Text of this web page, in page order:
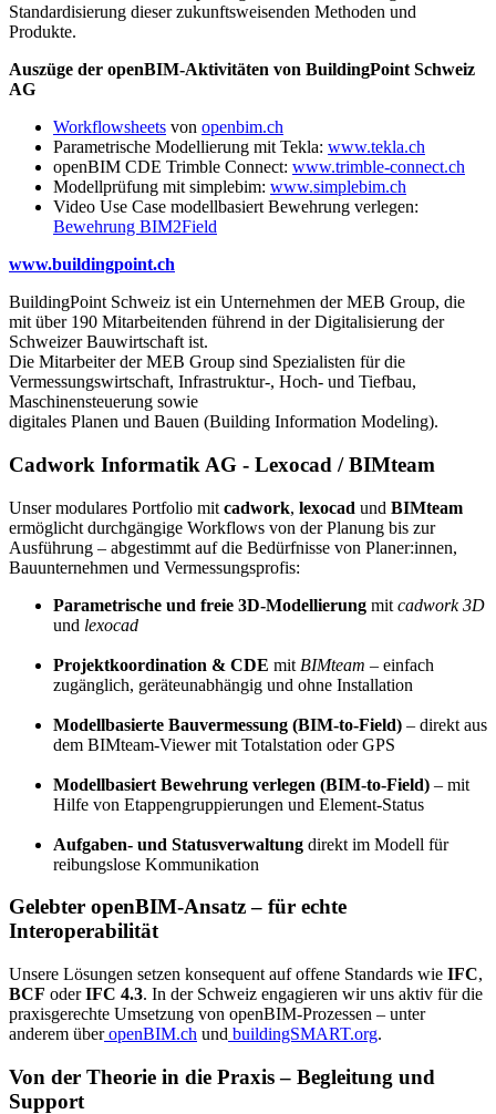
Standardisierung dieser zukunftsweisenden Methoden und
Produkte.
Auszüge der openBIM-Aktivitäten von BuildingPoint Schweiz
AG
Workflowsheets von openbim.ch
Parametrische Modellierung mit Tekla: www.tekla.ch
openBIM CDE Trimble Connect: www.trimble-connect.ch
Modellprüfung mit simplebim: www.simplebim.ch
Video Use Case modellbasiert Bewehrung verlegen:
Bewehrung BIM2Field
www.buildingpoint.ch
BuildingPoint Schweiz ist ein Unternehmen der MEB Group, die
mit über 190 Mitarbeitenden führend in der Digitalisierung der
Schweizer Bauwirtschaft ist.
Die Mitarbeiter der MEB Group sind Spezialisten für die
Vermessungswirtschaft, Infrastruktur-, Hoch- und Tiefbau,
Maschinensteuerung sowie
digitales Planen und Bauen (Building Information Modeling).
Cadwork Informatik AG - Lexocad / BIMteam
Unser modulares Portfolio mit cadwork, lexocad und BIMteam
ermöglicht durchgängige Workflows von der Planung bis zur
Ausführung – abgestimmt auf die Bedürfnisse von Planer:innen,
Bauunternehmen und Vermessungsprofis:
Parametrische und freie 3D-Modellierung mit cadwork 3D
und lexocad
Projektkoordination & CDE mit BIMteam – einfach
zugänglich, geräteunabhängig und ohne Installation
Modellbasierte Bauvermessung (BIM-to-Field) – direkt aus
dem BIMteam-Viewer mit Totalstation oder GPS
Modellbasiert Bewehrung verlegen (BIM-to-Field) – mit
Hilfe von Etappengruppierungen und Element-Status
Aufgaben- und Statusverwaltung direkt im Modell für
reibungslose Kommunikation
Gelebter openBIM-Ansatz – für echte
Interoperabilität
Unsere Lösungen setzen konsequent auf offene Standards wie IFC,
BCF oderIFC 4.3. In der Schweiz engagieren wir uns aktiv für die
praxisgerechte Umsetzung von openBIM-Prozessen – unter
anderem überopenBIM.ch und buildingSMART.org.
Von der Theorie in die Praxis – Begleitung und
Support